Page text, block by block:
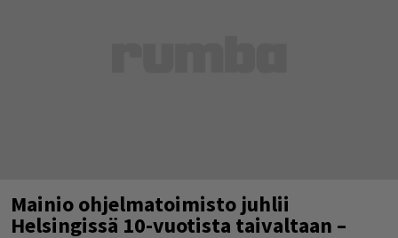
Mainio ohjelmatoimisto juhlii
Helsingissä 10-vuotista taivaltaan –